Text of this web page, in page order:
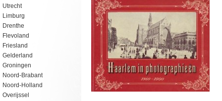
Utrecht
Limburg
Drenthe
Flevoland
Friesland
Gelderland
Groningen
Noord-Brabant
Noord-Holland
Overijssel